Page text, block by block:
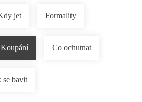
jet Formality
Koupání Co ochutnat
se bavit